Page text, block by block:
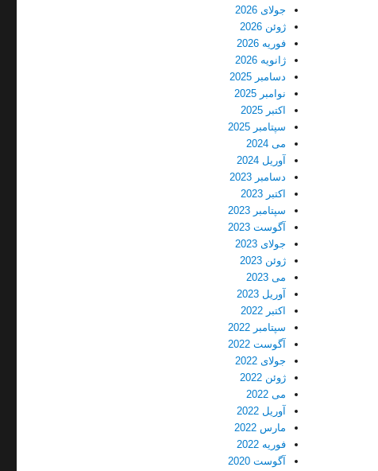
جولای 2026
ژوئن 2026
فوریه 2026
ژانویه 2026
دسامبر 2025
نوامبر 2025
اکتبر 2025
سپتامبر 2025
می 2024
آوریل 2024
دسامبر 2023
اکتبر 2023
سپتامبر 2023
آگوست 2023
جولای 2023
ژوئن 2023
می 2023
آوریل 2023
اکتبر 2022
سپتامبر 2022
آگوست 2022
جولای 2022
ژوئن 2022
می 2022
آوریل 2022
مارس 2022
فوریه 2022
آگوست 2020